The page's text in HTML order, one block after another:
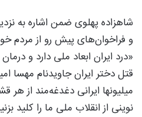
شاهزاده پهلوی ضمن اشاره به
و فراخوان‌های پیش رو از مردم
«درد ایران ابعاد ملی دارد و
قتل دختر ایران جاویدنام
میلیونها ایرانی دغدغه‌مند از
نوینی از انقلاب ملی ما را کلید